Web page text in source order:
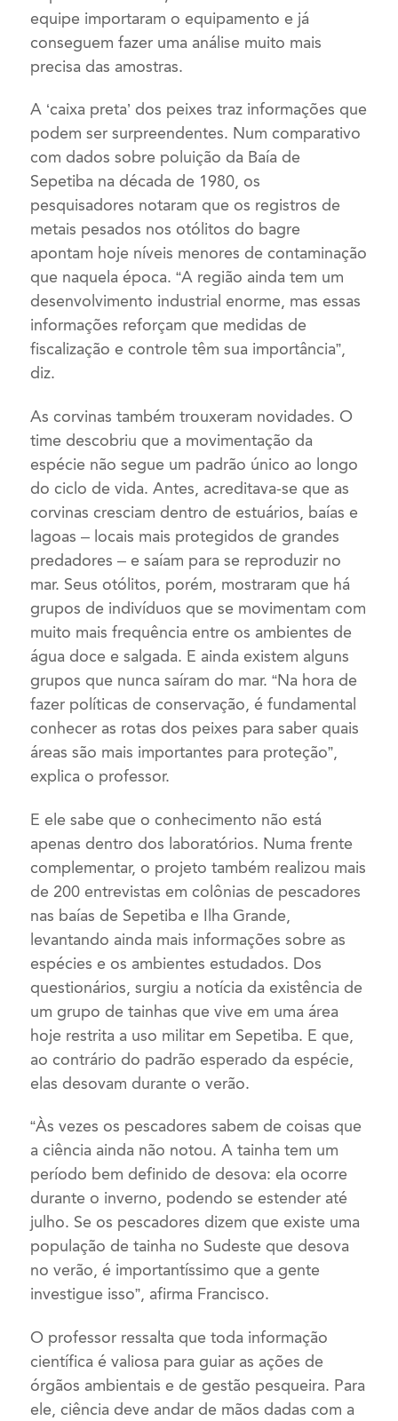
equipe importaram o equipamento e já
conseguem fazer uma análise muito mais
precisa das amostras.
A ‘caixa preta’ dos peixes traz informações que
podem ser surpreendentes. Num comparativo
com dados sobre poluição da Baía de
Sepetiba na década de 1980, os
pesquisadores notaram que os registros de
metais pesados nos otólitos do bagre
apontam hoje níveis menores de contaminação
que naquela época. “A região ainda tem um
desenvolvimento industrial enorme, mas essas
informações reforçam que medidas de
fiscalização e controle têm sua importância”,
diz.
As corvinas também trouxeram novidades. O
time descobriu que a movimentação da
espécie não segue um padrão único ao longo
do ciclo de vida. Antes, acreditava-se que as
corvinas cresciam dentro de estuários, baías e
lagoas – locais mais protegidos de grandes
predadores – e saíam para se reproduzir no
mar. Seus otólitos, porém, mostraram que há
grupos de indivíduos que se movimentam com
muito mais frequência entre os ambientes de
água doce e salgada. E ainda existem alguns
grupos que nunca saíram do mar. “Na hora de
fazer políticas de conservação, é fundamental
conhecer as rotas dos peixes para saber quais
áreas são mais importantes para proteção”,
explica o professor.
E ele sabe que o conhecimento não está
apenas dentro dos laboratórios. Numa frente
complementar, o projeto também realizou mais
de 200 entrevistas em colônias de pescadores
nas baías de Sepetiba e Ilha Grande,
levantando ainda mais informações sobre as
espécies e os ambientes estudados. Dos
questionários, surgiu a notícia da existência de
um grupo de tainhas que vive em uma área
hoje restrita a uso militar em Sepetiba. E que,
ao contrário do padrão esperado da espécie,
elas desovam durante o verão.
“Às vezes os pescadores sabem de coisas que
a ciência ainda não notou. A tainha tem um
período bem definido de desova: ela ocorre
durante o inverno, podendo se estender até
julho. Se os pescadores dizem que existe uma
população de tainha no Sudeste que desova
no verão, é importantíssimo que a gente
investigue isso”, afirma Francisco.
O professor ressalta que toda informação
científica é valiosa para guiar as ações de
órgãos ambientais e de gestão pesqueira. Para
ele, ciência deve andar de mãos dadas com a